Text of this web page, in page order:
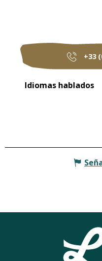
+33
Idiomas hablados
Idiomas hablados